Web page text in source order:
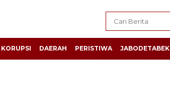
KORUPSI DAERAH PERISTIWA JABODETABEK